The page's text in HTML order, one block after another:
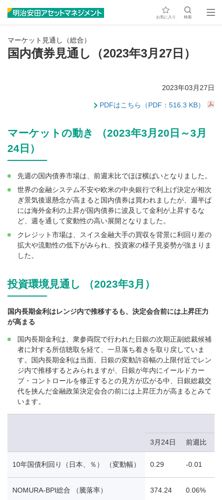
お気に入り 検索
マーケット見通し（総合）
国内債券見通し（2023年3月27日）
2023年03月27日
PDFはこちら（PDF：516.3 KB）
マーケットの動き （2023年3月20日～3月
24日）
先週の国内債券市場は、前週末比でほぼ横ばいとなりました。
世界の金融システム不安や欧米の中央銀行で利上げ決定が相次
ぎ景気後退懸念が高まると国内債券は買われましたが、週半ば
には海外金利の上昇が国内債券に波及して金利が上昇するな
ど、週を通して変動性の高い展開となりました。
クレジット市場は、スイス金融大手の買収を背景に利回り差の
拡大や流動性の低下がみられ、投資家の様子見姿勢が強まりま
した。
投資環境見通し （2023年3月）
国内長期金利はレンジ内で推移するも、決定会合前には上昇圧力
が高まる
国内長期金利は、衆参両院で行われた日銀の次期正副総裁候補
者に対する所信聴取を経て、一旦落ち着きを取り戻していま
す。国内長期金利は当面、日銀の変動許容幅の上限付近でレン
ジ内で推移するとみられますが、日銀が年内にイールドカー
ブ・コントロールを修正するとの見方が広がる中、日銀総裁交
代を挟んだ金融政策決定会合の前には上昇圧力が高まるとみて
います。
3月24日 前週比
10年国債利回り（日本、％） （変動幅） 0.29 -0.01
NOMURA-BPI総合 （騰落率） 374.24 0.06%